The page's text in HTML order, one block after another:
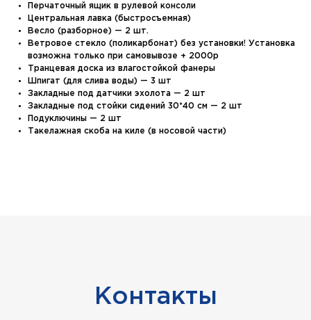
Перчаточный ящик в рулевой консоли
Центральная лавка (быстросъемная)
Весло (разборное) — 2 шт.
Ветровое стекло (поликарбонат) без установки! Установка
возможна только при самовывозе + 2000р
Транцевая доска из влагостойкой фанеры
Шпигат (для слива воды) — 3 шт
Закладные под датчики эхолота — 2 шт
Закладные под стойки сидений 30*40 см — 2 шт
Подуключины — 2 шт
Такелажная скоба на киле (в носовой части)
ул. Ибрагимова, д. 63
г. Казань,
ул. Четаева, д. 66А
+7 (843) 203-85-85